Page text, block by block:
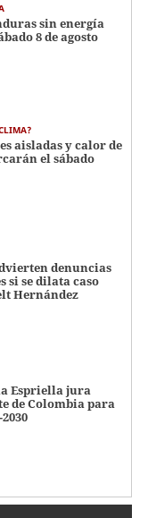
sin energía
8 de agosto
aisladas y calor de
el sábado
denuncias
si se dilata caso
Hernández
Espriella jura
de Colombia para